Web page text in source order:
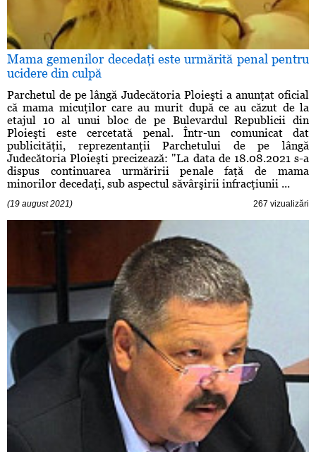
Mama gemenilor decedaţi este urmărită penal pentru
ucidere din culpă
Parchetul de pe lângă Judecătoria Ploieşti a anunţat oficial
că mama micuţilor care au murit după ce au căzut de la
etajul 10 al unui bloc de pe Bulevardul Republicii din
Ploieşti este cercetată penal. Într-un comunicat dat
publicităţii, reprezentanţii Parchetului de pe lângă
Judecătoria Ploieşti precizează: "La data de 18.08.2021 s-a
dispus continuarea urmăririi penale faţă de mama
minorilor decedaţi, sub aspectul săvârşirii infracţiunii ...
(19 august 2021) 267 vizualizări